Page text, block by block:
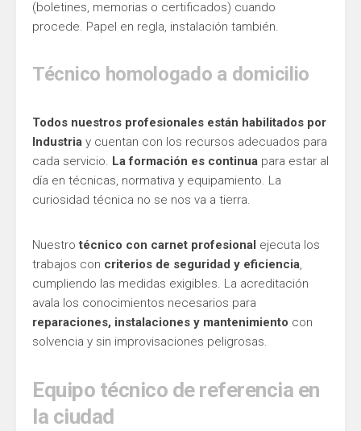
(boletines, memorias o certificados) cuando
procede. Papel en regla, instalación también.
Técnico homologado a domicilio
Todos nuestros profesionales están habilitados por
Industria y cuentan con los recursos adecuados para
cada servicio. La formación es continua para estar al
día en técnicas, normativa y equipamiento. La
curiosidad técnica no se nos va a tierra.
Nuestrotécnico con carnet profesional ejecuta los
trabajos con criterios de seguridad y eficiencia,
cumpliendo las medidas exigibles. La acreditación
avala los conocimientos necesarios para
reparaciones, instalaciones y mantenimiento con
solvencia y sin improvisaciones peligrosas.
Equipo técnico de referencia en
la ciudad